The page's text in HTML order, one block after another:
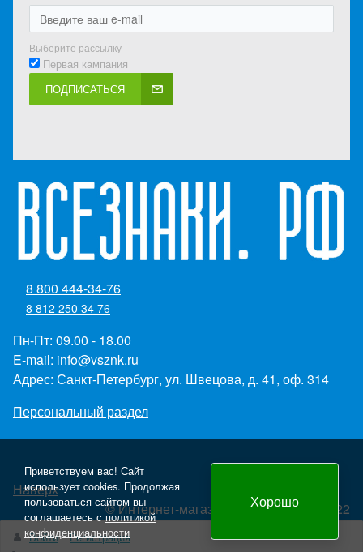
Выберите рассылку
Первая кампания
ПОДПИСАТЬСЯ
8 800 444-34-76
8 812 250 34 76
Пн-Пт: 09.00 - 18.00
E-mail: info@vsznk.ru
Адрес: Санкт-Петербург, ул. Швецова, д. 41, оф. 314
Персональный раздел
Наверх
© Интернет-магазин "Всезнаки.рф" 2022
Создание и продвижение сайта - Panteon WS
Войти
Регистрация
Приветствуем вас! Сайт
использует cookies. Продолжая
пользоваться сайтом вы
соглашаетесь сполитикой
конфиденциальности
Хорошо